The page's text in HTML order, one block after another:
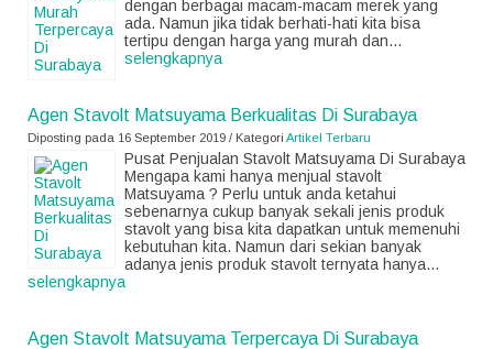
dengan berbagai macam-macam merek yang
ada. Namun jika tidak berhati-hati kita bisa
tertipu dengan harga yang murah dan...
selengkapnya
Agen Stavolt Matsuyama Berkualitas Di Surabaya
Diposting pada 16 September 2019 / Kategori Artikel Terbaru
Pusat Penjualan Stavolt Matsuyama Di Surabaya
Mengapa kami hanya menjual stavolt
Matsuyama ? Perlu untuk anda ketahui
sebenarnya cukup banyak sekali jenis produk
stavolt yang bisa kita dapatkan untuk memenuhi
kebutuhan kita. Namun dari sekian banyak
adanya jenis produk stavolt ternyata hanya...
selengkapnya
Agen Stavolt Matsuyama Terpercaya Di Surabaya